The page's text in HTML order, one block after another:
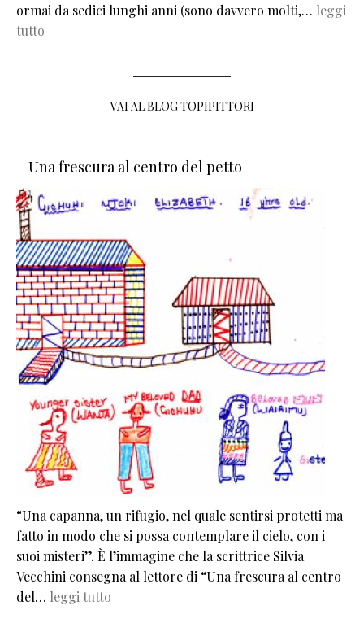
ormai da sedici lunghi anni (sono davvero molti,… leggi
tutto
VAI AL BLOG TOPIPITTORI
Una frescura al centro del petto
“Una capanna, un rifugio, nel quale sentirsi protetti ma
fatto in modo che si possa contemplare il cielo, con i
suoi misteri”. È l’immagine che la scrittrice Silvia
Vecchini consegna al lettore di “Una frescura al centro
del… leggi tutto